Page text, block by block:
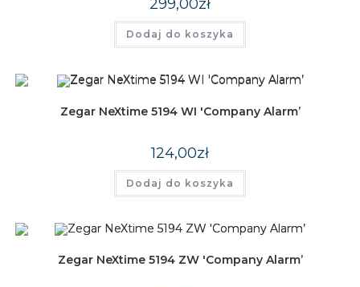
299,00zł
Dodaj do koszyka
Zegar NeXtime 5194 WI 'Company Alarm’
124,00zł
Dodaj do koszyka
Zegar NeXtime 5194 ZW 'Company Alarm’